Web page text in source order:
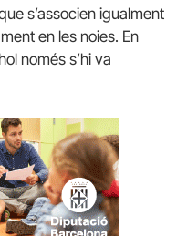
s’associen igualment
en les noies. En
només s’hi va